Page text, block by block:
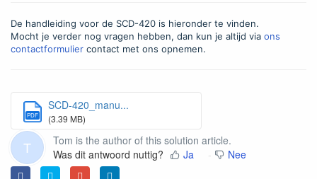
De handleiding voor de SCD-420 is hieronder te vinden.
Mocht je verder nog vragen hebben, dan kun je altijd via ons
contactformulier contact met ons opnemen.
PDF
SCD-420_manu...
(3.39 MB)
T
Tom is the author of this solution article.
Was dit antwoord nuttig?
Ja Nee